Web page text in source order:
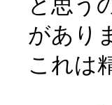
と思う
があり
これは